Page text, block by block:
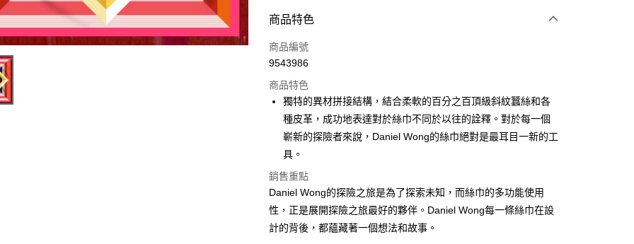
付款方式
信用卡一次付款
Apple Pay
ATM付款
運送方式
宅配
每筆NT$80，滿NT$5,000(含以上)免運費
商品特色
商品編號
9543986
商品特色
獨特的異材拼接結構，結合柔軟的百分之百頂級斜紋蠶絲和各
種皮革，成功地表達對於絲巾不同於以往的詮釋。對於每一個
嶄新的探險者來說，Daniel Wong的絲巾絕對是最耳目一新的工
具。
銷售重點
Daniel Wong的探險之旅是為了探索未知，而絲巾的多功能使用
性，正是展開探險之旅最好的夥伴。Daniel Wong每一條絲巾在設
計的背後，都蘊藏著一個想法和故事。